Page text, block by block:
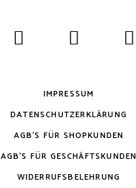
IMPRESSUM
DATENSCHUTZERKLÄRUNG
AGB’S FÜR SHOPKUNDEN
AGB’S FÜR GESCHÄFTSKUNDEN
WIDERRUFSBELEHRUNG